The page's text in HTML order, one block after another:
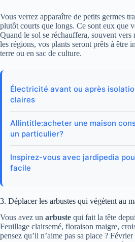
Vous verrez apparaître de petits germes
plutôt courts que longs. Ce sont eux que
Quand le sol se réchauffera, souvent vers
les régions, vos plants seront prêts à être
terre ou en sac de culture.
Électricité avant ou après
claires
Allintitle:acheter une maison
un particulier?
Inspirez-vous avec jardipedia
facile
3. Déplacer les arbustes qui végètent au
Vous avez un arbuste qui fait la tête
Feuillage clairsemé, floraison maigre,
pensez qu’il n’aime pas sa place ?